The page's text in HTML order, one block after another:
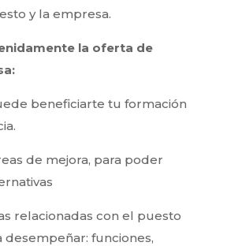
y la empresa.
e la oferta de
beneficiarte tu formación
de mejora, para poder
relacionadas con el puesto
desempeñar: funciones,